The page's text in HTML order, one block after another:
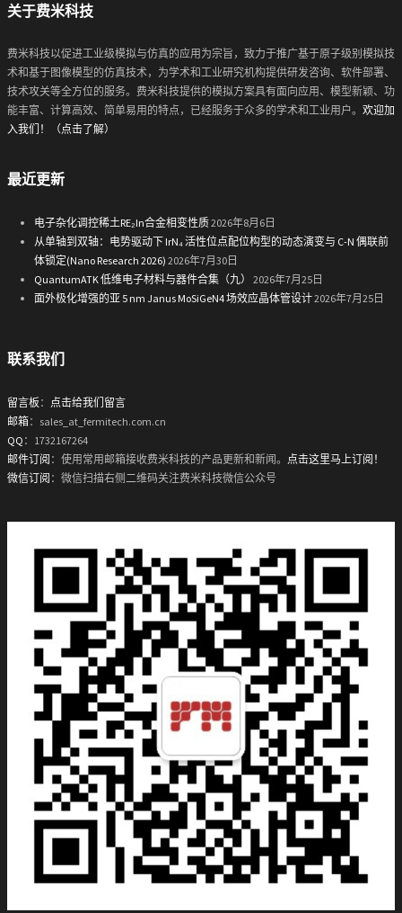
关于费米科技
费米科技以促进工业级模拟与仿真的应用为宗旨，致力于推广基于原子级别模拟技
术和基于图像模型的仿真技术，为学术和工业研究机构提供研发咨询、软件部署、
技术攻关等全方位的服务。费米科技提供的模拟方案具有面向应用、模型新颖、功
能丰富、计算高效、简单易用的特点，已经服务于众多的学术和工业用户。 欢迎加
入我们！（点击了解）
最近更新
电子杂化调控稀土RE₂In合金相变性质2026年8月6日
从单轴到双轴：电势驱动下 IrN₄ 活性位点配位构型的动态演变与 C-N 偶联前
体锁定(Nano Research 2026) 2026年7月30日
QuantumATK 低维电子材料与器件合集（九）
2026年7月25日
面外极化增强的亚 5 nm Janus MoSiGeN4 场效应晶体管设计2026年7月25日
联系我们
留言板 ： 点击给我们留言
邮箱：sales_at_fermitech.com.cn
QQ ：1732167264
邮件订阅 ：使用常用邮箱接收费米科技的产品更新和新闻。 点击这里马上订阅！
微信订阅 ：微信扫描右侧二维码关注费米科技微信公众号